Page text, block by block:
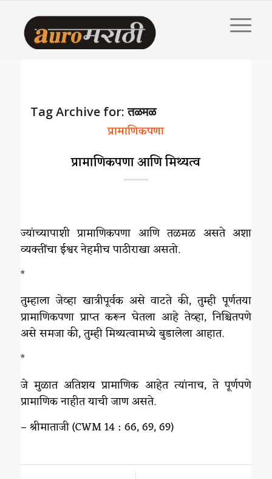
Tag Archive for:तळमळ
प्रामाणिकपणा
प्रामाणिकपणा आणि मिथ्यत्व
ज्यांच्यापाशी प्रामाणिकपणा आणि तळमळ असते अशा
व्यक्तींचा ईश्वर नेहमीच पाठीराखा असतो.
*
तुम्हाला जेव्हा खात्रीपूर्वक असे वाटते की, तुम्ही पूर्णतया
प्रामाणिकपणा प्राप्त करून घेतला आहे तेव्हा, निश्चितपणे
असे समजा की, तुम्ही मिथ्यत्वामध्ये बुडालेला आहात.
*
जे मुळात अतिशय प्रामाणिक आहेत त्यांनाच, ते पूर्णपणे
प्रामाणिक नाहीत याची जाण असते.
– श्रीमाताजी (CWM 14 : 66, 69, 69)